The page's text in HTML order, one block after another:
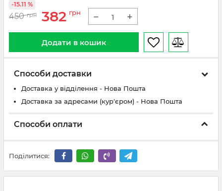
450 грн 382 грн
-15.11 %
− +
Додати в кошик
Способи доставки
Доставка у відділення - Нова Пошта
Доставка за адресами (кур'єром) - Нова Пошта
Способи оплати
Поділитися: